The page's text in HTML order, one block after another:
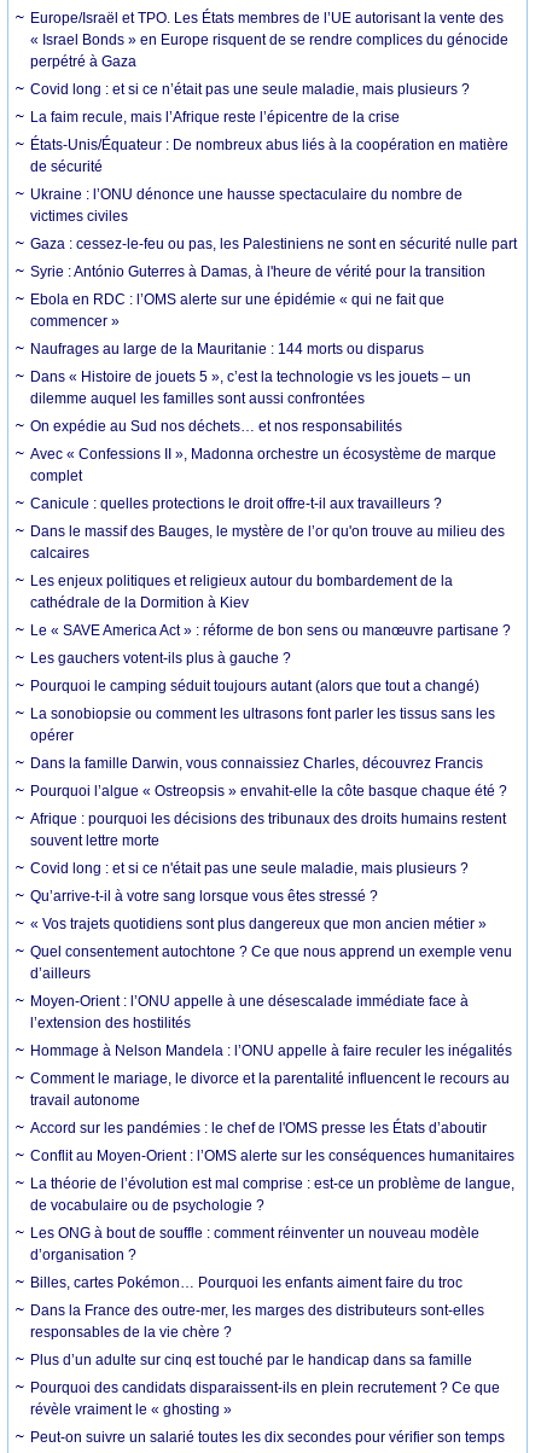
Europe/Israël et TPO. Les États membres de l’UE autorisant la vente des
« Israel Bonds » en Europe risquent de se rendre complices du génocide
perpétré à Gaza
Covid long : et si ce n’était pas une seule maladie, mais plusieurs ?
La faim recule, mais l’Afrique reste l’épicentre de la crise
États-Unis/Équateur : De nombreux abus liés à la coopération en matière
de sécurité
Ukraine : l’ONU dénonce une hausse spectaculaire du nombre de
victimes civiles
Gaza : cessez-le-feu ou pas, les Palestiniens ne sont en sécurité nulle part
Syrie : António Guterres à Damas, à l'heure de vérité pour la transition
Ebola en RDC : l’OMS alerte sur une épidémie « qui ne fait que
commencer »
Naufrages au large de la Mauritanie : 144 morts ou disparus
Dans « Histoire de jouets 5 », c’est la technologie vs les jouets – un
dilemme auquel les familles sont aussi confrontées
On expédie au Sud nos déchets… et nos responsabilités
Avec « Confessions II », Madonna orchestre un écosystème de marque
complet
Canicule : quelles protections le droit offre-t-il aux travailleurs ?
Dans le massif des Bauges, le mystère de l’or qu'on trouve au milieu des
calcaires
Les enjeux politiques et religieux autour du bombardement de la
cathédrale de la Dormition à Kiev
Le « SAVE America Act » : réforme de bon sens ou manœuvre partisane ?
Les gauchers votent-ils plus à gauche ?
Pourquoi le camping séduit toujours autant (alors que tout a changé)
La sonobiopsie ou comment les ultrasons font parler les tissus sans les
opérer
Dans la famille Darwin, vous connaissiez Charles, découvrez Francis
Pourquoi l’algue « Ostreopsis » envahit-elle la côte basque chaque été ?
Afrique : pourquoi les décisions des tribunaux des droits humains restent
souvent lettre morte
Covid long : et si ce n'était pas une seule maladie, mais plusieurs ?
Qu’arrive-t-il à votre sang lorsque vous êtes stressé ?
« Vos trajets quotidiens sont plus dangereux que mon ancien métier »
Quel consentement autochtone ? Ce que nous apprend un exemple venu
d’ailleurs
Moyen-Orient : l’ONU appelle à une désescalade immédiate face à
l’extension des hostilités
Hommage à Nelson Mandela : l’ONU appelle à faire reculer les inégalités
Comment le mariage, le divorce et la parentalité influencent le recours au
travail autonome
Accord sur les pandémies : le chef de l'OMS presse les États d’aboutir
Conflit au Moyen-Orient : l’OMS alerte sur les conséquences humanitaires
La théorie de l’évolution est mal comprise : est-ce un problème de langue,
de vocabulaire ou de psychologie ?
Les ONG à bout de souffle : comment réinventer un nouveau modèle
d’organisation ?
Billes, cartes Pokémon… Pourquoi les enfants aiment faire du troc
Dans la France des outre-mer, les marges des distributeurs sont-elles
responsables de la vie chère ?
Plus d’un adulte sur cinq est touché par le handicap dans sa famille
Pourquoi des candidats disparaissent-ils en plein recrutement ? Ce que
révèle vraiment le « ghosting »
Peut-on suivre un salarié toutes les dix secondes pour vérifier son temps